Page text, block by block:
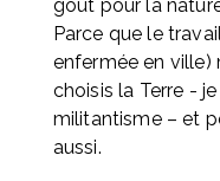
goût pour la
Parce que le
enfermée en ville)
choisis la Terre -
militantisme – et
aussi.